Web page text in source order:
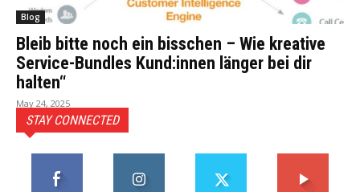
Blog
Bleib bitte noch ein bisschen – Wie kreative
Service-Bundles Kund:innen länger bei dir
halten“
May 24, 2025
STAY CONNECTED